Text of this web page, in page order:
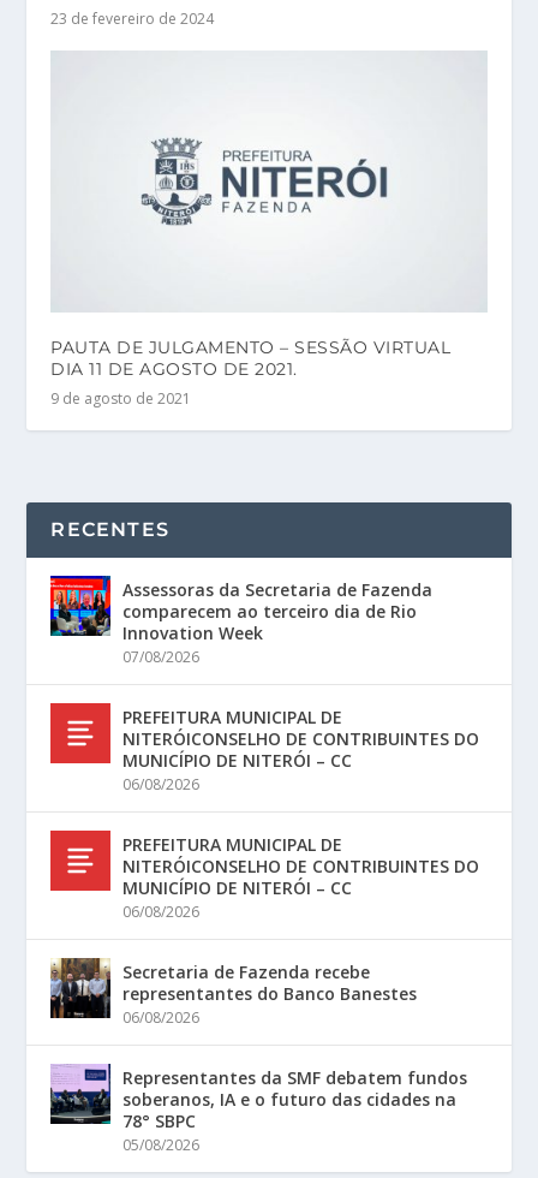
23 de fevereiro de 2024
PAUTA DE JULGAMENTO – SESSÃO VIRTUAL
DIA 11 DE AGOSTO DE 2021.
9 de agosto de 2021
RECENTES
Assessoras da Secretaria de Fazenda
comparecem ao terceiro dia de Rio
Innovation Week
07/08/2026
PREFEITURA MUNICIPAL DE
NITERÓICONSELHO DE CONTRIBUINTES DO
MUNICÍPIO DE NITERÓI – CC
06/08/2026
PREFEITURA MUNICIPAL DE
NITERÓICONSELHO DE CONTRIBUINTES DO
MUNICÍPIO DE NITERÓI – CC
06/08/2026
Secretaria de Fazenda recebe
representantes do Banco Banestes
06/08/2026
Representantes da SMF debatem fundos
soberanos, IA e o futuro das cidades na
78° SBPC
05/08/2026